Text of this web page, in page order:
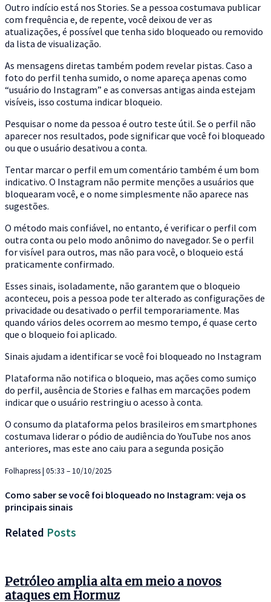
Outro indício está nos Stories. Se a pessoa costumava publicar
com frequência e, de repente, você deixou de ver as
atualizações, é possível que tenha sido bloqueado ou removido
da lista de visualização.
As mensagens diretas também podem revelar pistas. Caso a
foto do perfil tenha sumido, o nome apareça apenas como
“usuário do Instagram” e as conversas antigas ainda estejam
visíveis, isso costuma indicar bloqueio.
Pesquisar o nome da pessoa é outro teste útil. Se o perfil não
aparecer nos resultados, pode significar que você foi bloqueado
ou que o usuário desativou a conta.
Tentar marcar o perfil em um comentário também é um bom
indicativo. O Instagram não permite menções a usuários que
bloquearam você, e o nome simplesmente não aparece nas
sugestões.
O método mais confiável, no entanto, é verificar o perfil com
outra conta ou pelo modo anônimo do navegador. Se o perfil
for visível para outros, mas não para você, o bloqueio está
praticamente confirmado.
Esses sinais, isoladamente, não garantem que o bloqueio
aconteceu, pois a pessoa pode ter alterado as configurações de
privacidade ou desativado o perfil temporariamente. Mas
quando vários deles ocorrem ao mesmo tempo, é quase certo
que o bloqueio foi aplicado.
Sinais ajudam a identificar se você foi bloqueado no Instagram
Plataforma não notifica o bloqueio, mas ações como sumiço
do perfil, ausência de Stories e falhas em marcações podem
indicar que o usuário restringiu o acesso à conta.
O consumo da plataforma pelos brasileiros em smartphones
costumava liderar o pódio de audiência do YouTube nos anos
anteriores, mas este ano caiu para a segunda posição
Folhapress | 05:33 – 10/10/2025
Como saber se você foi bloqueado no Instagram: veja os
principais sinais
Related Posts
Petróleo amplia alta em meio a novos
ataques em Hormuz